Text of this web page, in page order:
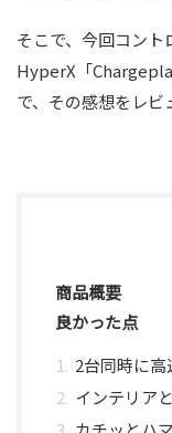
そこで、今回コント
HyperX「
で、その感想をレ
商品概要
良かった点
2台同時に高
インテリア